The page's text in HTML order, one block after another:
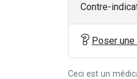
Contre-
Poser
Ceci est un